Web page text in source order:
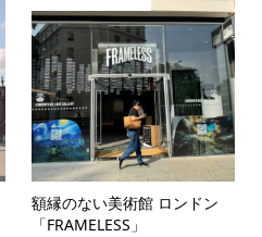
額縁のない美術館 ロンドン
「FRAMELESS」